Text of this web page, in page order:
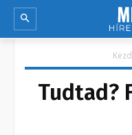
Tudtad?